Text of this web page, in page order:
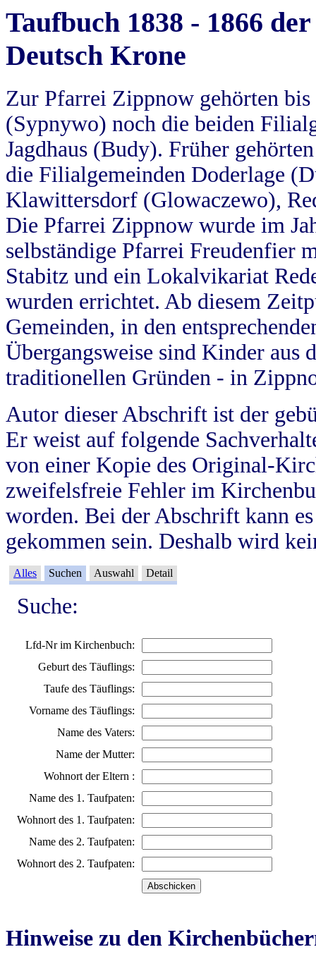
Taufbuch 1838 - 1866
Deutsch Krone
Zur Pfarrei Zippnow gehörten
(Sypnywo) noch die beiden
Jagdhaus (Budy). Früher
die Filialgemeinden Doderlage
Klawittersdorf (Glowaczewo),
Die Pfarrei Zippnow wurde im
selbständige Pfarrei Freudenfier
Stabitz und ein Lokalvikariat
wurden errichtet. Ab diesem
Gemeinden, in den
Übergangsweise sind Kinder aus
traditionellen Gründen - in
Autor dieser Abschrift ist der
Er weist auf folgende
von einer Kopie des Original-
zweifelsfreie Fehler im
worden. Bei der Abschrift kann
gekommen sein. Deshalb wird
Alles Suchen Auswahl Detail
Suche:
Lfd-Nr im Kirchenbuch:
Geburt des Täuflings:
Taufe des Täuflings:
Vorname des Täuflings:
Name des Vaters:
Name der Mutter:
Wohnort der Eltern :
Name des 1. Taufpaten:
Wohnort des 1. Taufpaten:
Name des 2. Taufpaten:
Wohnort des 2. Taufpaten:
Hinweise zu den